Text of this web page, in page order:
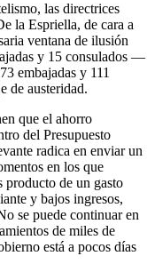
las directrices
la Espriella, de cara a
ventana de ilusión
y 15 consulados —
embajadas y 111
de austeridad.
que el ahorro
del Presupuesto
radica en enviar un
en los que
producto de un gasto
y bajos ingresos,
se puede continuar en
de miles de
está a pocos días